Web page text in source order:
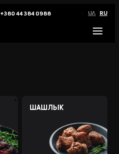
+380 44 384 0988 UA RU
ШАШЛЫК